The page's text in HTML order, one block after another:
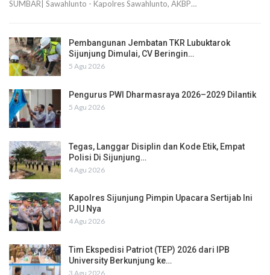
SUMBAR| Sawahlunto - Kapolres Sawahlunto, AKBP…
Pembangunan Jembatan TKR Lubuktarok
Sijunjung Dimulai, CV Beringin…
5 Agu 2026
Pengurus PWI Dharmasraya 2026–2029 Dilantik
5 Agu 2026
Tegas, Langgar Disiplin dan Kode Etik, Empat
Polisi Di Sijunjung…
4 Agu 2026
Kapolres Sijunjung Pimpin Upacara Sertijab Ini
PJU Nya
4 Agu 2026
Tim Ekspedisi Patriot (TEP) 2026 dari IPB
University Berkunjung ke…
3 Agu 2026